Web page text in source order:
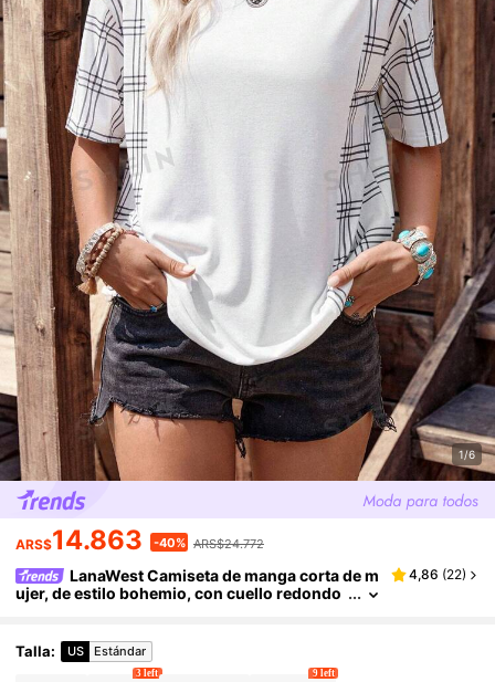
1/6
ARS$14.863 -40% ARS$24.772
LanaWest Camiseta de manga corta de m
ujer, de estilo bohemio, con cuello redondo
4,86 (22)
Talla: US Estándar
3 left 9 left